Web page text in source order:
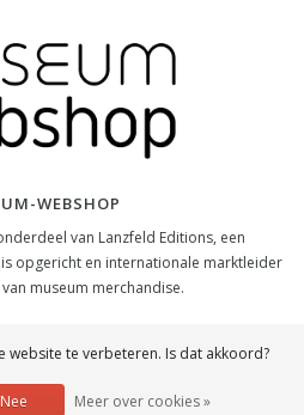
WEBSHOP
van Lanzfeld Editions, een
opgericht en internationale marktleider
museum merchandise.
website te verbeteren. Is dat akkoord?
Nee Meer over cookies »